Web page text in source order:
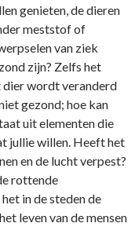
genieten, de dieren
meststof of
van ziek
zijn? Zelfs het
dier wordt veranderd
gezond; hoe kan
uit elementen die
jullie willen. Heeft het
en de lucht verpest?
rottende
in de steden de
leven van de mensen